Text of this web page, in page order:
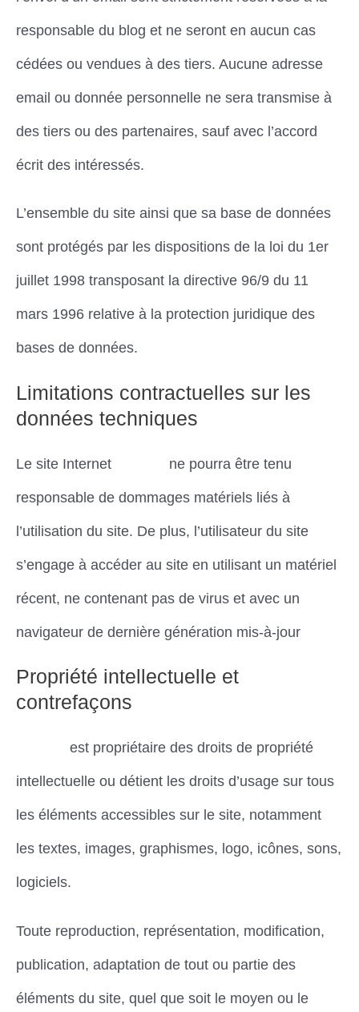
responsable du blog et ne seront en aucun cas
cédées ou vendues à des tiers. Aucune adresse
email ou donnée personnelle ne sera transmise à
des tiers ou des partenaires, sauf avec l’accord
écrit des intéressés.
L’ensemble du site ainsi que sa base de données
sont protégés par les dispositions de la loi du 1er
juillet 1998 transposant la directive 96/9 du 11
mars 1996 relative à la protection juridique des
bases de données.
Limitations contractuelles sur les
données techniques
Le site Internet
ne pourra être tenu
responsable de dommages matériels liés à
l’utilisation du site. De plus, l’utilisateur du site
s’engage à accéder au site en utilisant un matériel
récent, ne contenant pas de virus et avec un
navigateur de dernière génération mis-à-jour
Propriété intellectuelle et
contrefaçons
est propriétaire des droits de propriété
intellectuelle ou détient les droits d’usage sur tous
les éléments accessibles sur le site, notamment
les textes, images, graphismes, logo, icônes, sons,
logiciels.
Toute reproduction, représentation, modification,
publication, adaptation de tout ou partie des
éléments du site, quel que soit le moyen ou le